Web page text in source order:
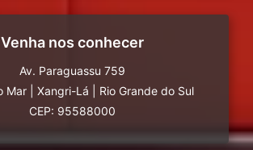
Venha nos conhecer
Av. Paraguassu 759
Mar
Xangri-Lá
Rio Grande do Sul
CEP: 95588000